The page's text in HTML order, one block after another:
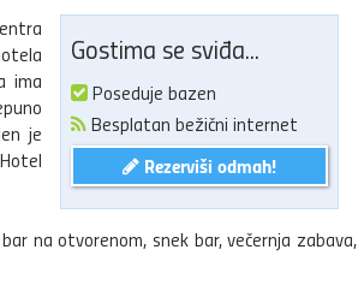
Gostima se sviđa...
Poseduje bazen
Besplatan bežični internet
Rezerviši odmah!
ima
je
na otvorenom, snek bar, večernja zabava,